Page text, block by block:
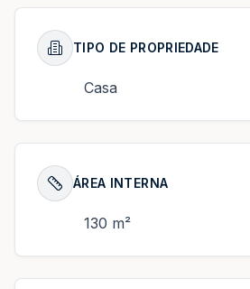
TIPO DE PROPRIEDADE
Casa
ÁREA INTERNA
130 m²